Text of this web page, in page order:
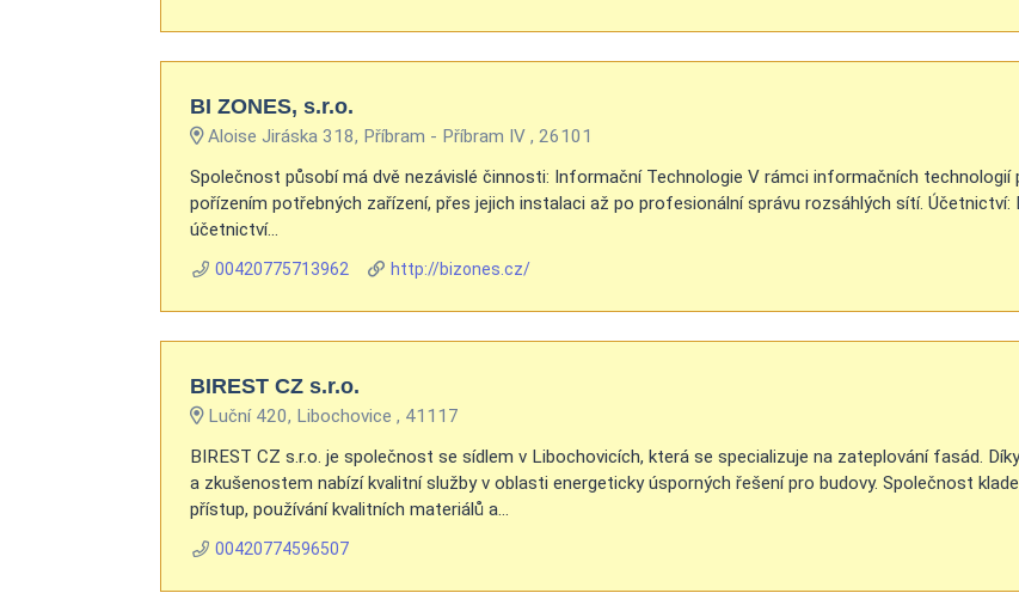
BI ZONES, s.r.o.
Aloise Jiráska 318, Příbram - Příbram IV , 26101
Společnost působí má dvě nezávislé činnosti: Informační Technologie V rámci informačních technologií
pořízením potřebných zařízení, přes jejich instalaci až po profesionální správu rozsáhlých sítí. Účetnictví:
účetnictví...
00420775713962 http://bizones.cz/
BIREST CZ s.r.o.
Luční 420, Libochovice , 41117
BIREST CZ s.r.o. je společnost se sídlem v Libochovicích, která se specializuje na zateplování fasád.
a zkušenostem nabízí kvalitní služby v oblasti energeticky úsporných řešení pro budovy. Společnost
přístup, používání kvalitních materiálů a...
00420774596507